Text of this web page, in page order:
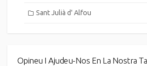
Sant Julià d' Alfou
Opineu I Ajudeu-Nos En La Nostra